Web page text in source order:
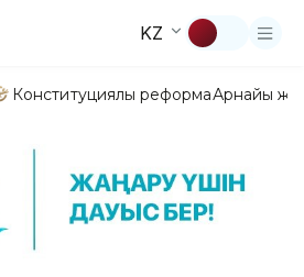
KZ
Конституциялық реформаАрнайы